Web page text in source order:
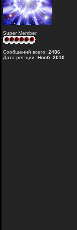
Super Member
Сообщений всего: 2486
Дата рег-ции: Нояб. 2010